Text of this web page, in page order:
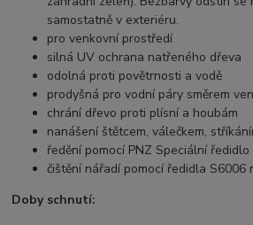
samostatně v exteriéru.
pro venkovní prostředí
silná UV ochrana natřeného dřeva
odolná proti povětrnosti a vodě
prodyšná pro vodní páry směrem
chrání dřevo proti plísní a houbám
nanášení štětcem, válečkem,
ředění pomocí PNZ Speciální ředidlo
čištění nářadí pomocí ředidla S6006
Doby schnutí: